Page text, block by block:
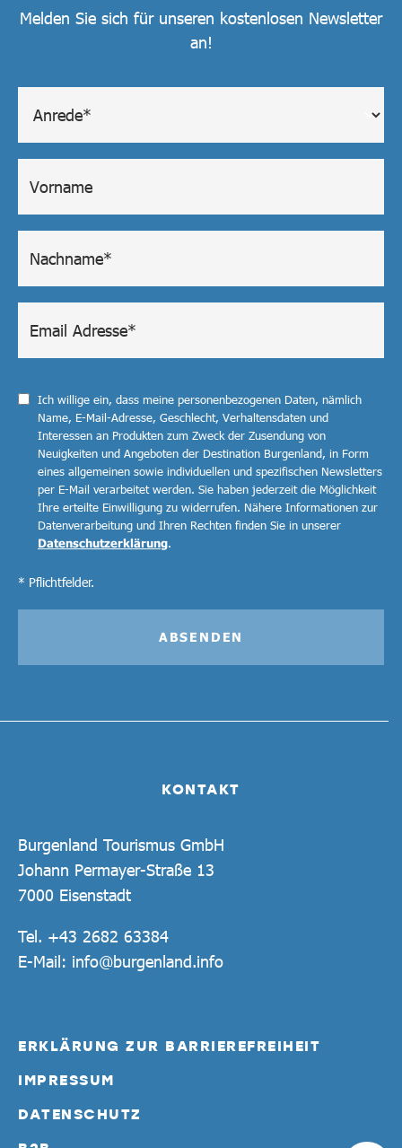
KONTAKT
Burgenland Tourismus GmbH
Johann Permayer-Straße 13
7000 Eisenstadt
Tel. +43 2682 63384
E-Mail: info@burgenland.info
ERKLÄRUNG ZUR BARRIEREFREIHEIT
IMPRESSUM
DATENSCHUTZ
Melden Sie sich für unseren kostenlosen Newsletter
an!
Ich willige ein, dass meine personenbezogenen Daten, nämlich
Name, E-Mail-Adresse, Geschlecht, Verhaltensdaten und
Interessen an Produkten zum Zweck der Zusendung von
Neuigkeiten und Angeboten der Destination Burgenland, in Form
eines allgemeinen sowie individuellen und spezifischen Newsletters
per E-Mail verarbeitet werden. Sie haben jederzeit die Möglichkeit
Ihre erteilte Einwilligung zu widerrufen. Nähere Informationen zur
Datenverarbeitung und Ihren Rechten finden Sie in unserer
Datenschutzerklärung.
* Pflichtfelder.
ABSENDEN